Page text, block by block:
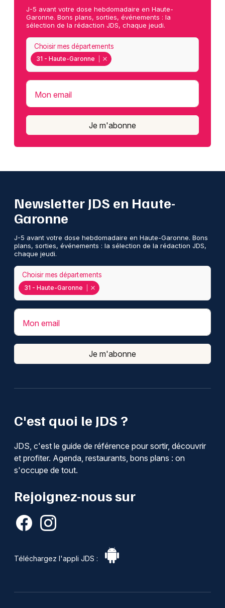
J-5 avant votre dose hebdomadaire en Haute-
Garonne. Bons plans, sorties, événements : la
sélection de la rédaction JDS, chaque jeudi.
31 - Haute-Garonne
Choisir mes départements
Mon email
Je m'abonne
C'est quoi le JDS ?
JDS, c'est le guide de référence pour sortir, découvrir
et profiter. Agenda, restaurants, bons plans : on
s'occupe de tout.
Rejoignez-nous sur
Téléchargez l'appli JDS :
Newsletter JDS en Haute-
Garonne
J-5 avant votre dose hebdomadaire en Haute-Garonne. Bons
plans, sorties, événements : la sélection de la rédaction JDS,
chaque jeudi.
31 - Haute-Garonne
Choisir mes départements
Mon email
Je m'abonne